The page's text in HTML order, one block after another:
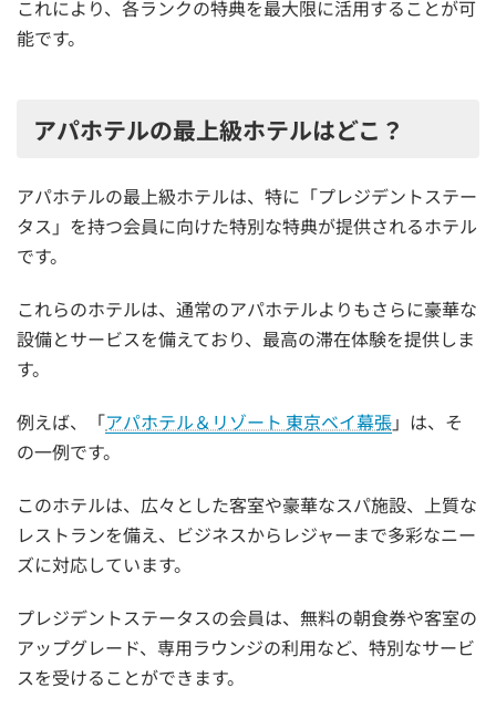
これにより、各ランクの特典を最大限に活用することが可
能です。
アパホテルの最上級ホテルはどこ？
アパホテルの最上級ホテルは、特に「プレジデントステー
タス」を持つ会員に向けた特別な特典が提供されるホテル
です。
これらのホテルは、通常のアパホテルよりもさらに豪華な
設備とサービスを備えており、最高の滞在体験を提供しま
す。
例えば、「アパホテル＆リゾート 東京ベイ幕張 」は、そ
の一例です。
このホテルは、広々とした客室や豪華なスパ施設、上質な
レストランを備え、ビジネスからレジャーまで多彩なニー
ズに対応しています。
プレジデントステータスの会員は、無料の朝食券や客室の
アップグレード、専用ラウンジの利用など、特別なサービ
スを受けることができます。